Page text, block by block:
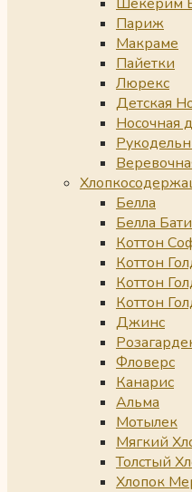
Париж
Макраме
Пайетки
Люрекс
Детская
Носочная
Белла
Белла
Коттон
Коттон
Коттон
Коттон
Джинс
Фловерс
Канарис
Альма
Мотылек
Мягкий
Толстый
Хлопок